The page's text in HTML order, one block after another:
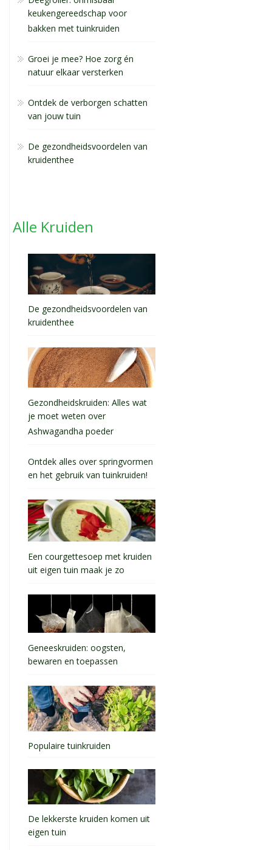
keukengereedschap voor
bakken met tuinkruiden
Groei je mee? Hoe zorg én
natuur elkaar versterken
Ontdek de verborgen schatten
van jouw tuin
De gezondheidsvoordelen van
kruidenthee
Alle Kruiden
De gezondheidsvoordelen van
kruidenthee
Gezondheidskruiden: Alles wat
je moet weten over
Ashwagandha poeder
Ontdek alles over springvormen
en het gebruik van tuinkruiden!
Een courgettesoep met kruiden
uit eigen tuin maak je zo
Geneeskruiden: oogsten,
bewaren en toepassen
Populaire tuinkruiden
De lekkerste kruiden komen uit
eigen tuin